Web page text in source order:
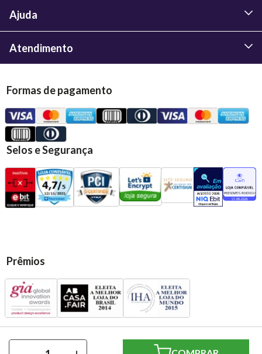
Ajuda
Atendimento
Formas de pagamento
Selos e Segurança
Prêmios
Presentes Casa Rodriguez Ltda | CNPJ: 13.583.720/0001-79 | Rua: